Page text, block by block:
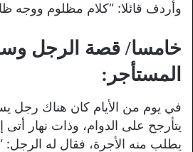
وأردف قائلا: “كلام مظلوم ووجه
خامسا/ قصة الرجل
المستأجر:
في يوم من الأيام كان هناك
يتأرجح على الدوام، وذات نهار أتى
يطلب منه الأجرة، فقال له